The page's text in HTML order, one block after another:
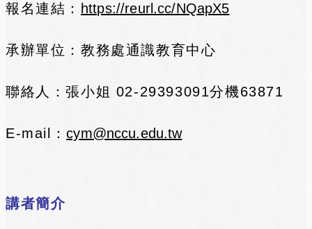
報名連結： https://reurl.cc/NQapX5
承辦單位：教務處通識教育中心
聯絡人：張小姐 02-29393091分機63871
E-mail：cym@nccu.edu.tw
講者簡介